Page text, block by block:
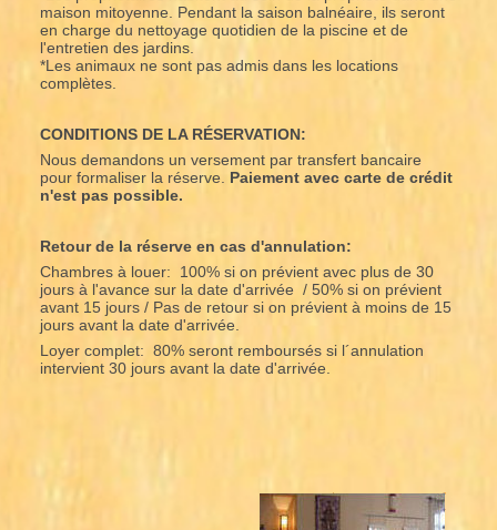
maison mitoyenne. Pendant la saison balnéaire, ils seront
en charge du nettoyage quotidien de la piscine et de
l'entretien des jardins.
*Les animaux ne sont pas admis dans les locations
complètes.
CONDITIONS DE LA RÉSERVATION:
Nous demandons un versement par transfert bancaire
pour formaliser la réserve. Paiement avec carte de crédit
n'est pas possible.
Retour de la réserve en cas d'annulation:
Chambres à louer: 100% si on prévient avec plus de 30
jours à l'avance sur la date d'arrivée / 50% si on prévient
avant 15 jours / Pas de retour si on prévient à moins de 15
jours avant la date d'arrivée.
Loyer complet: 80% seront remboursés si l´annulation
intervient 30 jours avant la date d'arrivée.